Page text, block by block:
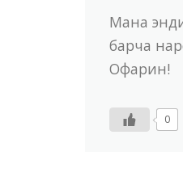
Мана
барча
Офарин!
0